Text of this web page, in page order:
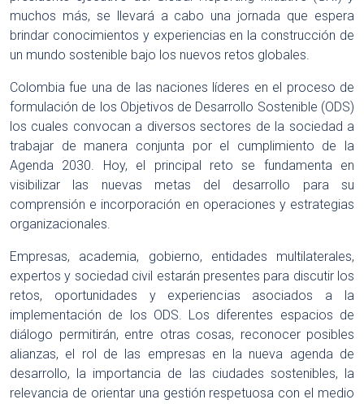
muchos más, se llevará a cabo una jornada que espera
brindar conocimientos y experiencias en la construcción de
un mundo sostenible bajo los nuevos retos globales.
Colombia fue una de las naciones líderes en el proceso de
formulación de los Objetivos de Desarrollo Sostenible (ODS)
los cuales convocan a diversos sectores de la sociedad a
trabajar de manera conjunta por el cumplimiento de la
Agenda 2030. Hoy, el principal reto se fundamenta en
visibilizar las nuevas metas del desarrollo para su
comprensión e incorporación en operaciones y estrategias
organizacionales.
Empresas, academia, gobierno, entidades multilaterales,
expertos y sociedad civil estarán presentes para discutir los
retos, oportunidades y experiencias asociados a la
implementación de los ODS. Los diferentes espacios de
diálogo permitirán, entre otras cosas, reconocer posibles
alianzas, el rol de las empresas en la nueva agenda de
desarrollo, la importancia de las ciudades sostenibles, la
relevancia de orientar una gestión respetuosa con el medio